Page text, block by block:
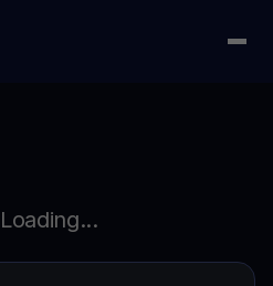
Loading...